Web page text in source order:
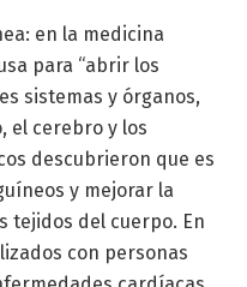
en la medicina
para “abrir los
sistemas y órganos,
el cerebro y los
descubrieron que es
y mejorar la
tejidos del cuerpo. En
con personas